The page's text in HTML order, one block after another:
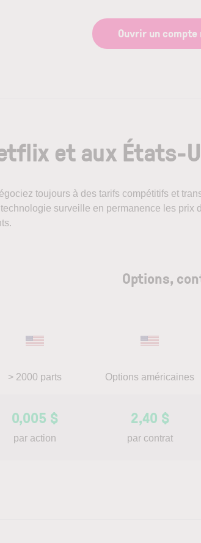
Ouvrir un
et aux États-
toujours à des tarifs compétitifs et
surveille en permanence les prix
> 2000 parts
0,005 $
par action
Options,
Options américaines
2,40 $
par contrat